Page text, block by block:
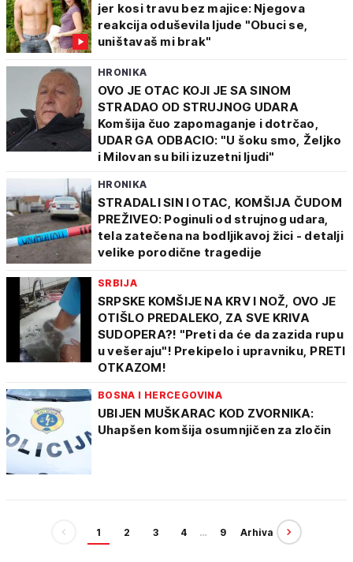
jer kosi travu bez majice: Njegova
reakcija oduševila ljude "Obuci se,
uništavaš mi brak"
HRONIKA
OVO JE OTAC KOJI JE SA SINOM
STRADAO OD STRUJNOG UDARA
Komšija čuo zapomaganje i dotrčao,
UDAR GA ODBACIO: "U šoku smo, Željko
i Milovan su bili izuzetni ljudi"
HRONIKA
STRADALI SIN I OTAC, KOMŠIJA ČUDOM
PREŽIVEO: Poginuli od strujnog udara,
tela zatečena na bodljikavoj žici - detalji
velike porodične tragedije
SRBIJA
SRPSKE KOMŠIJE NA KRV I NOŽ, OVO JE
OTIŠLO PREDALEKO, ZA SVE KRIVA
SUDOPERA?! "Preti da će da zazida rupu
u vešeraju"! Prekipelo i upravniku, PRETI
OTKAZOM!
BOSNA I HERCEGOVINA
UBIJEN MUŠKARAC KOD ZVORNIKA:
Uhapšen komšija osumnjičen za zločin
1 2 3 4 … 9 Arhiva